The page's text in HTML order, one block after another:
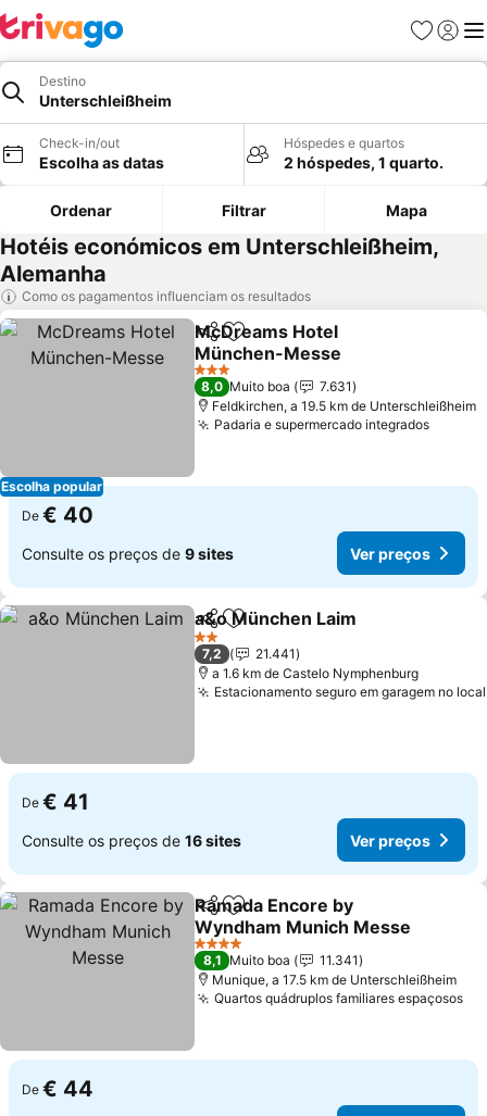
Favoritos
Iniciar
Destino
Unterschleißheim
Check-in/out
Escolha as datas
Hóspedes e quartos
2 hóspedes, 1 quarto.
Ordenar Filtrar Mapa
Hotéis económicos em Unterschleißheim,
Alemanha
Como os pagamentos influenciam os resultados
Escolha popular
PartilharAdicionar aos favoritos
McDreams Hotel
München-Messe
3 Estrelas
8,0 Muito boa
7.631
Feldkirchen, a 19.5 km de Unterschleißheim
Padaria e supermercado integrados
De € 40
Consulte os preços de 9 sites Ver preços
PartilharAdicionar aos favoritos
a&o München Laim
2 Estrelas
7,2
21.441
a 1.6 km de Castelo Nymphenburg
Estacionamento seguro em garagem no local
De € 41
Consulte os preços de 16 sites Ver preços
PartilharAdicionar aos favoritos
Ramada Encore by
Wyndham Munich Messe
4 Estrelas
8,1 Muito boa
11.341
Munique, a 17.5 km de Unterschleißheim
Quartos quádruplos familiares espaçosos
De € 44